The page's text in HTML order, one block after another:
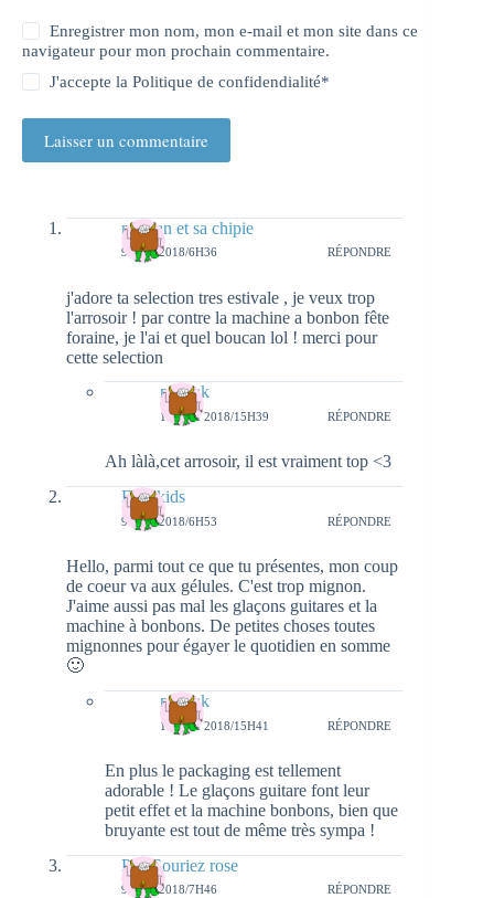
Enregistrer mon nom, mon e-mail et mon site dans ce
navigateur pour mon prochain commentaire.
J'accepte laPolitique de confidendialité*
Laisser un commentaire
maman et sa chipie
9 MAI 2018/6H36 RÉPONDRE
j'adore ta selection tres estivale , je veux trop
l'arrosoir ! par contre la machine a bonbon fête
foraine, je l'ai et quel boucan lol ! merci pour
cette selection
natieak
13 MAI 2018/15H39 RÉPONDRE
Ah làlà,cet arrosoir, il est vraiment top <3
Dinokids
9 MAI 2018/6H53 RÉPONDRE
Hello, parmi tout ce que tu présentes, mon coup
de coeur va aux gélules. C'est trop mignon.
J'aime aussi pas mal les glaçons guitares et la
machine à bonbons. De petites choses toutes
mignonnes pour égayer le quotidien en somme
🙂
natieak
13 MAI 2018/15H41 RÉPONDRE
En plus le packaging est tellement
adorable ! Le glaçons guitare font leur
petit effet et la machine bonbons, bien que
bruyante est tout de même très sympa !
Pep Souriez rose
9 MAI 2018/7H46 RÉPONDRE